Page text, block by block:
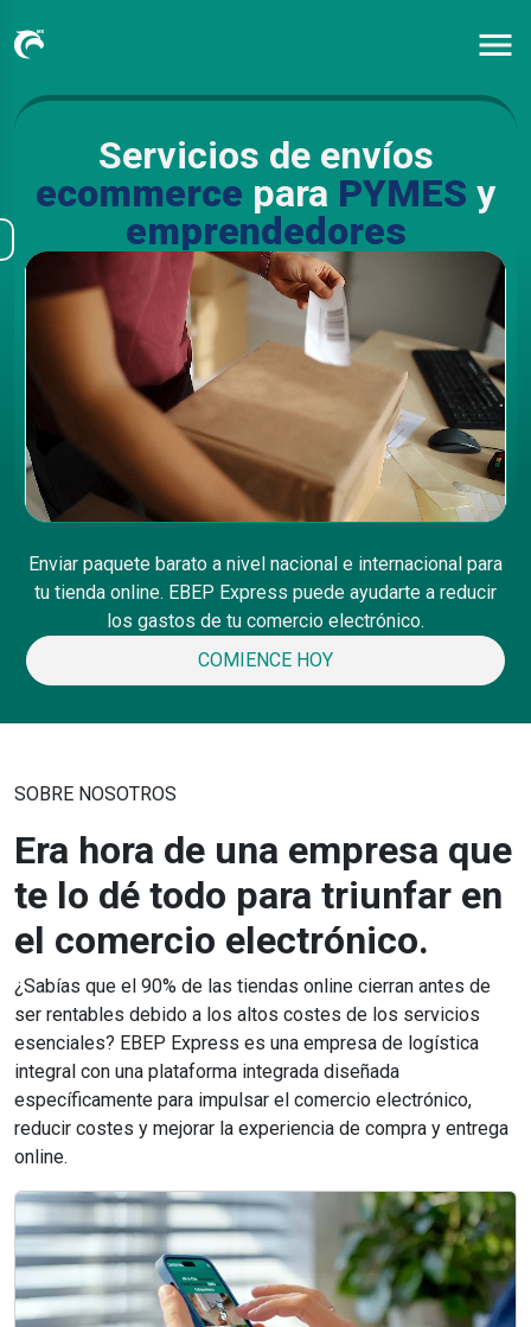
Servicios de envíos
ecommerce para PYMES y
emprendedores
Enviar paquete barato a nivel nacional e internacional para
tu tienda online. EBEP Express puede ayudarte a reducir
los gastos de tu comercio electrónico.
COMIENCE HOY
SOBRE NOSOTROS
Era hora de una empresa que
te lo dé todo para triunfar en
el comercio electrónico.
¿Sabías que el 90% de las tiendas online cierran antes de
ser rentables debido a los altos costes de los servicios
esenciales? EBEP Express es una empresa de logística
integral con una plataforma integrada diseñada
específicamente para impulsar el comercio electrónico,
reducir costes y mejorar la experiencia de compra y entrega
online.